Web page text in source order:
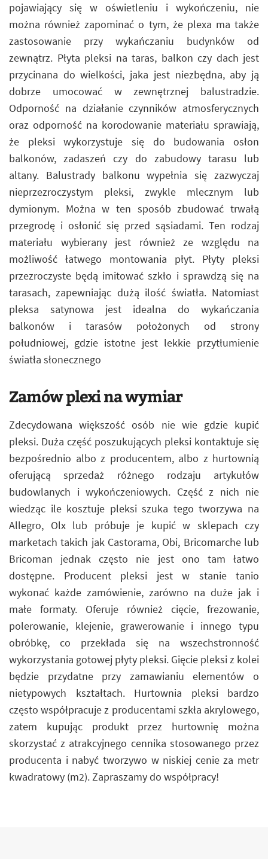
pojawiający się w oświetleniu i wykończeniu, nie
można również zapominać o tym, że plexa ma także
zastosowanie przy wykańczaniu budynków od
zewnątrz. Płyta pleksi na taras, balkon czy dach jest
przycinana do wielkości, jaka jest niezbędna, aby ją
dobrze umocować w zewnętrznej balustradzie.
Odporność na działanie czynników atmosferycznych
oraz odporność na korodowanie materiału sprawiają,
że pleksi wykorzystuje się do budowania osłon
balkonów, zadaszeń czy do zabudowy tarasu lub
altany. Balustrady balkonu wypełnia się zazwyczaj
nieprzezroczystym pleksi, zwykle mlecznym lub
dymionym. Można w ten sposób zbudować trwałą
przegrodę i osłonić się przed sąsiadami. Ten rodzaj
materiału wybierany jest również ze względu na
możliwość łatwego montowania płyt. Płyty pleksi
przezroczyste będą imitować szkło i sprawdzą się na
tarasach, zapewniając dużą ilość światła. Natomiast
pleksa satynowa jest idealna do wykańczania
balkonów i tarasów położonych od strony
południowej, gdzie istotne jest lekkie przytłumienie
światła słonecznego
Zamów plexi na wymiar
Zdecydowana większość osób nie wie gdzie kupić
pleksi. Duża część poszukujących pleksi kontaktuje się
bezpośrednio albo z producentem, albo z hurtownią
oferującą sprzedaż różnego rodzaju artykułów
budowlanych i wykończeniowych. Część z nich nie
wiedząc ile kosztuje pleksi szuka tego tworzywa na
Allegro, Olx lub próbuje je kupić w sklepach czy
marketach takich jak Castorama, Obi, Bricomarche lub
Bricoman jednak często nie jest ono tam łatwo
dostępne. Producent pleksi jest w stanie tanio
wykonać każde zamówienie, zarówno na duże jak i
małe formaty. Oferuje również cięcie, frezowanie,
polerowanie, klejenie, grawerowanie i innego typu
obróbkę, co przekłada się na wszechstronność
wykorzystania gotowej płyty pleksi. Gięcie pleksi z kolei
będzie przydatne przy zamawianiu elementów o
nietypowych kształtach. Hurtownia pleksi bardzo
często współpracuje z producentami szkła akrylowego,
zatem kupując produkt przez hurtownię można
skorzystać z atrakcyjnego cennika stosowanego przez
producenta i nabyć tworzywo w niskiej cenie za metr
kwadratowy (m2). Zapraszamy do współpracy!